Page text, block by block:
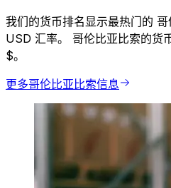
我们的货币排名显示最热门的
USD 汇率。 哥伦比亚比索的货
$。
更多哥伦比亚比索信息